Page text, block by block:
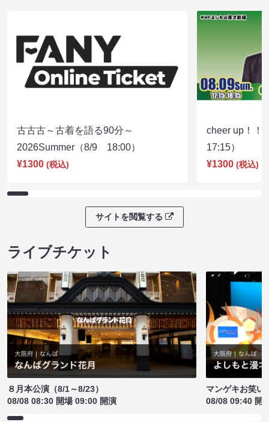
古古古～古着を語る90分～
2026Summer（8/9 18:00）
¥1300 (税込)
cheer up！
17:15）
¥1300 (税込)
サイトを閲覧する
ライブチケット
８月本公演（8/1～8/23）
08/08 08:30 開場 09:00 開演
マンゲキお笑い
08/08 09:40 開